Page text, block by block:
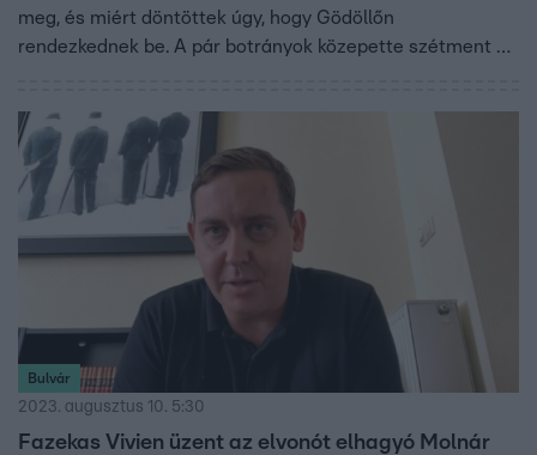
meg, és miért döntöttek úgy, hogy Gödöllőn
rendezkednek be. A pár botrányok közepette szétment –
Bulvár
2023. augusztus 10. 5:30
Fazekas Vivien üzent az elvonót elhagyó Molnár